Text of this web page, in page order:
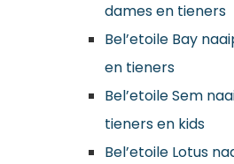
dames en tieners
Bel’etoile Bay
en tieners
Bel’etoile Sem
tieners en kids
Bel’etoile Lotus